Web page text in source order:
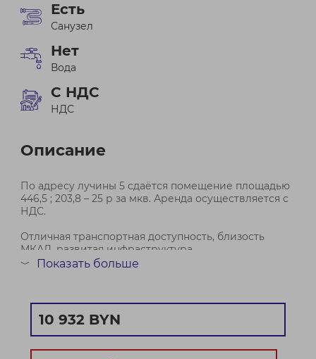
Есть
Санузел
Нет
Вода
С НДС
НДС
Описание
По адресу лучины 5 сдаётся помещение площадью
446,5 ; 203,8 – 25 р за мкв. Аренда осуществляется с
НДС.
Отличная транспортная доступность, близость
МКАД, развитая инфраструктура.
21. Парковка возле здания...
Договор № 209/2а от 17.10.2025
﹀ Показать больше
10 932 BYN